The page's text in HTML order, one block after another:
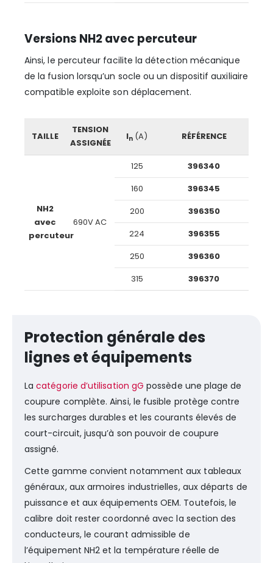
Versions NH2 avec percuteur
Ainsi, le percuteur facilite la détection mécanique
de la fusion lorsqu’un socle ou un dispositif auxiliaire
compatible exploite son déplacement.
TAILLE
TENSION
ASSIGNÉE
In (A) RÉFÉRENCE
NH2
avec
percuteur
690V AC
125
396340
160
396345
200
396350
224
396355
250
396360
315
396370
Protection générale des
lignes et équipements
Lacatégorie d’utilisation gG possède une plage de
coupure complète. Ainsi, le fusible protège contre
les surcharges durables et les courants élevés de
court-circuit, jusqu’à son pouvoir de coupure
assigné.
Cette gamme convient notamment aux tableaux
généraux, aux armoires industrielles, aux départs de
puissance et aux équipements OEM. Toutefois, le
calibre doit rester coordonné avec la section des
conducteurs, le courant admissible de
l’équipement NH2 et la température réelle de